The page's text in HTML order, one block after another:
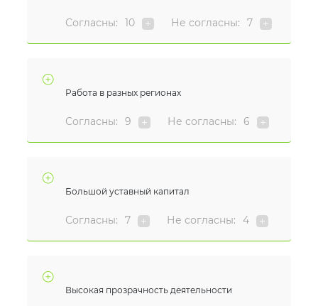
Согласны: 10 Не согласны: 7
Работа в разных регионах
Согласны: 9 Не согласны: 6
Большой уставный капитал
Согласны: 7 Не согласны: 4
Высокая прозрачность деятельности